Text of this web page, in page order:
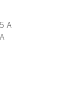
A